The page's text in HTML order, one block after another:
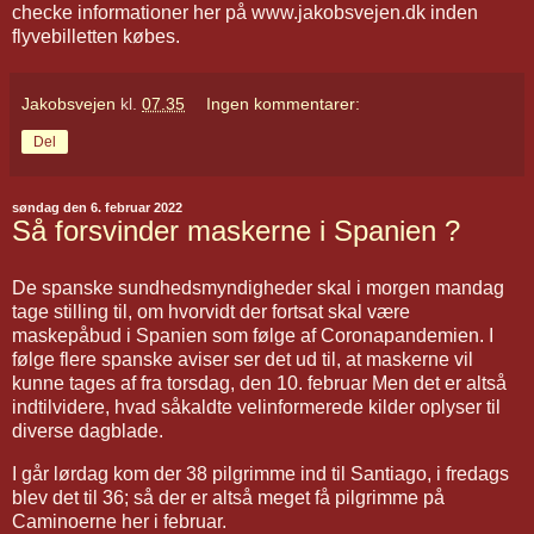
checke informationer her på www.jakobsvejen.dk inden
flyvebilletten købes.
Jakobsvejen kl. 07.35 Ingen kommentarer:
Del
søndag den 6. februar 2022
Så forsvinder maskerne i Spanien ?
De spanske sundhedsmyndigheder skal i morgen mandag
tage stilling til, om hvorvidt der fortsat skal være
maskepåbud i Spanien som følge af Coronapandemien. I
følge flere spanske aviser ser det ud til, at maskerne vil
kunne tages af fra torsdag, den 10. februar Men det er altså
indtilvidere, hvad såkaldte velinformerede kilder oplyser til
diverse dagblade.
I går lørdag kom der 38 pilgrimme ind til Santiago, i fredags
blev det til 36; så der er altså meget få pilgrimme på
Caminoerne her i februar.